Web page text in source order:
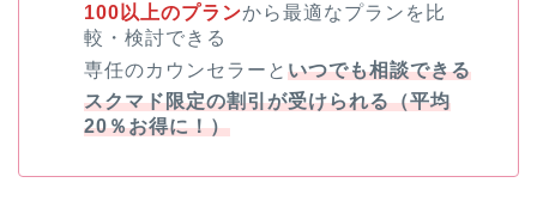
100以上のプランから最適なプランを比
較・検討できる
専任のカウンセラーと いつでも相談できる
スクマド限定の割引が受けられる（平均
20％お得に！）